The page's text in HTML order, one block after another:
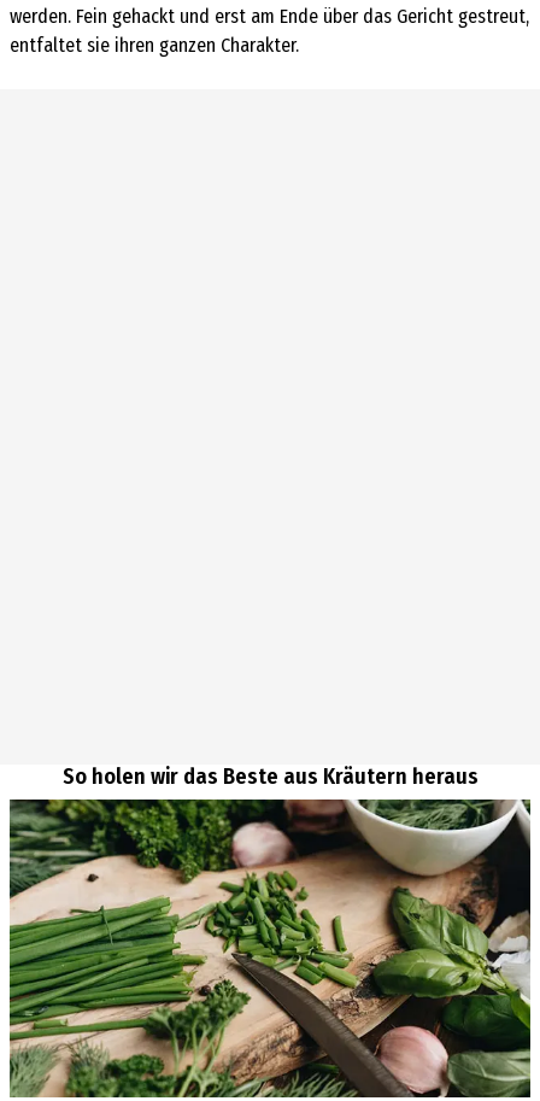
werden. Fein gehackt und erst am Ende über das Gericht gestreut,
entfaltet sie ihren ganzen Charakter.
So holen wir das Beste aus Kräutern heraus